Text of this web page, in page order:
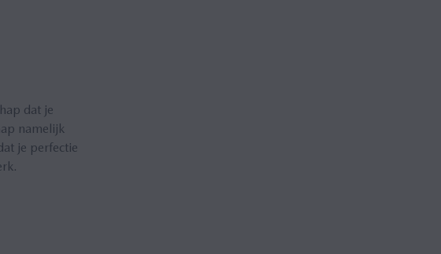
dat je
namelijk
je perfectie